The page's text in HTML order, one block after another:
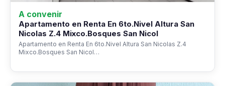
A convenir
Apartamento en Renta En 6to.Nivel Altura San
Nicolas Z.4 Mixco.Bosques San Nicol
Apartamento en Renta En 6to.Nivel Altura San Nicolas Z.4
Mixco.Bosques San Nicol…